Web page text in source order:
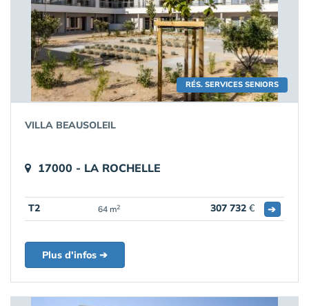
RÉS. SERVICES SENIORS
VILLA BEAUSOLEIL
17000 - LA ROCHELLE
T2 64 m2 307 732 € ➔
Plus d'infos ➔